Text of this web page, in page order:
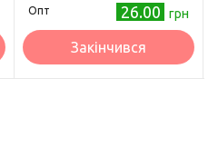
Опт 26.00 грн
Закінчився